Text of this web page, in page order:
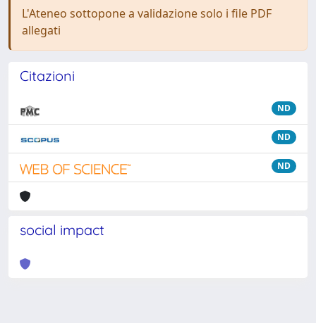
L'Ateneo sottopone a validazione solo i file PDF
allegati
Citazioni
ND
ND
ND
social impact